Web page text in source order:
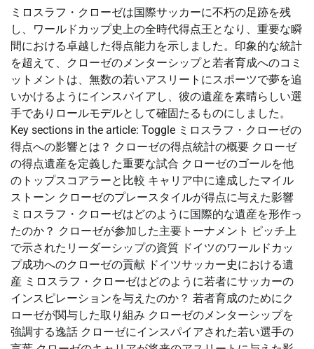
ミロスラフ・クローゼは国際サッカーに不朽の足跡を残
し、ワールドカップ史上の全時代得点王となり、重要な瞬
間における卓越した得点能力を示しました。印象的な統計
を超えて、クローゼのメンターシップと若者育成へのコミ
ットメントは、無数の若いアスリートにスポーツで夢を追
いかけるようにインスパイアし、彼の遺産を素晴らしい選
手でありロールモデルとして確固たるものにしました。
Key sections in the article: Toggle ミロスラフ・クローゼの
得点への影響とは？ クローゼの得点統計の概要 クローゼ
の得点遺産を定義した重要な試合 クローゼのゴールを他
のトップスコアラーと比較 キャリア中に達成したマイル
ストーン クローゼのプレースタイルが得点に与えた影響
ミロスラフ・クローゼはどのように国際的な遺産を形作っ
たのか？ クローゼが参加した主要トーナメント ピッチ上
で示されたリーダーシップの資質 ドイツのワールドカッ
プ成功へのクローゼの貢献 ドイツサッカー史における遺
産 ミロスラフ・クローゼはどのように若者にサッカーの
インスピレーションを与えたのか？ 若者育成のためにク
ローゼが関与した取り組み クローゼのメンターシップを
強調する逸話 クローゼにインスパイアされた若い選手の